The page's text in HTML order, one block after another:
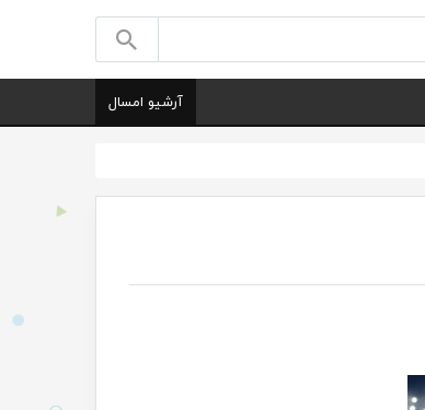
آرشیو امسال